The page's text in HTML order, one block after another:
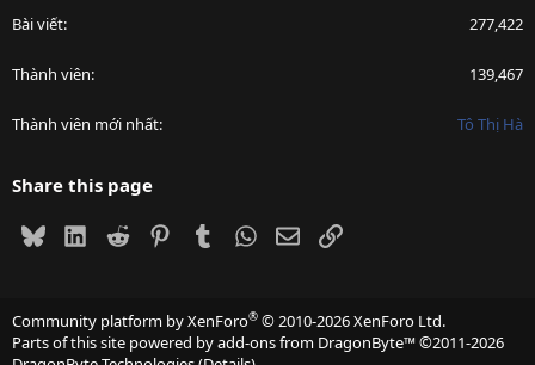
Bài viết 277,422
Thành viên 139,467
Thành viên mới nhất Tô Thị Hà
Share this page
BlueskyLinkedIn
Reddit PinterestTumblrWhatsApp
EmailLink
Community platform by XenForo® © 2010-2026 XenForo Ltd.
Parts of this site powered byadd-ons from DragonByte™©2011-2026